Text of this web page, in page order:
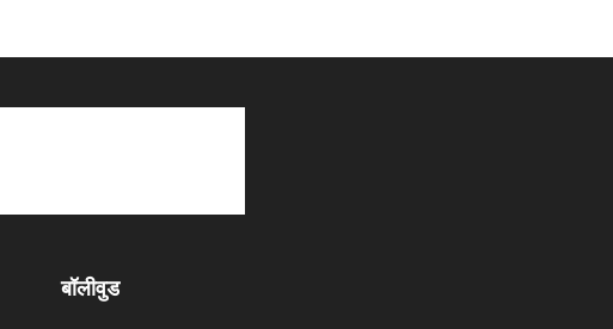
बॉलीवुड